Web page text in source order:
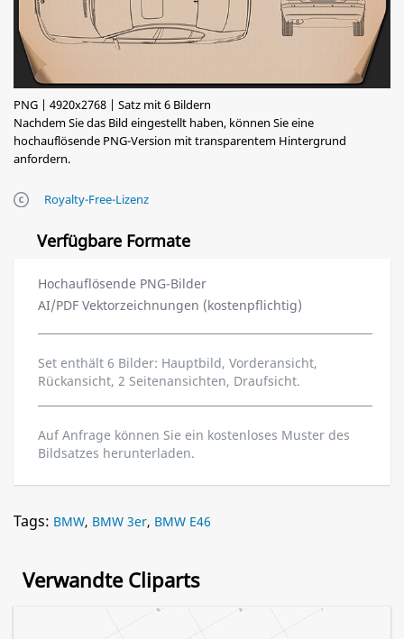
PNG | 4920x2768 | Satz mit 6 Bildern
Nachdem Sie das Bild eingestellt haben, können Sie eine
hochauflösende PNG-Version mit transparentem Hintergrund
anfordern.
Royalty-Free-Lizenz
Verfügbare Formate
Hochauflösende PNG-Bilder
AI/PDF Vektorzeichnungen (kostenpflichtig)
Set enthält 6 Bilder: Hauptbild, Vorderansicht,
Rückansicht, 2 Seitenansichten, Draufsicht.
Auf Anfrage können Sie ein kostenloses Muster des
Bildsatzes herunterladen.
Tags: BMW, BMW 3er, BMW E46
Verwandte Cliparts